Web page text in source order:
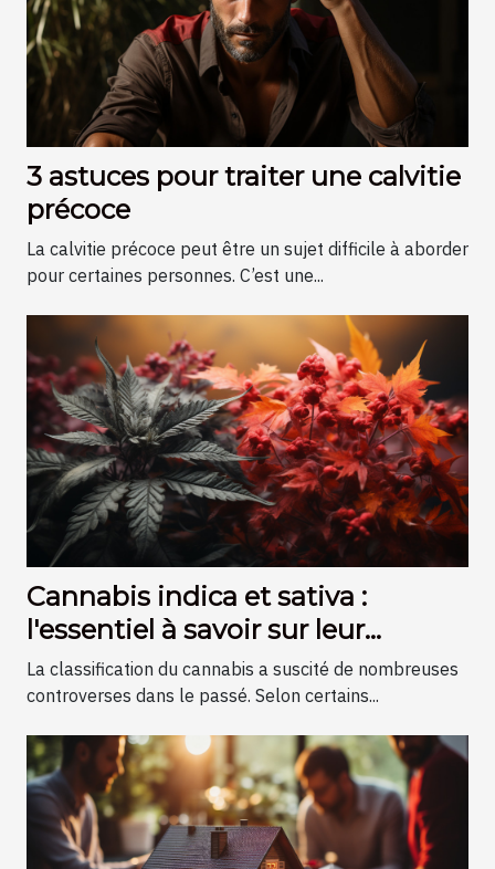
3 astuces pour traiter une calvitie
précoce
La calvitie précoce peut être un sujet difficile à aborder
pour certaines personnes. C’est une...
Cannabis indica et sativa :
l'essentiel à savoir sur leur
différence
La classification du cannabis a suscité de nombreuses
controverses dans le passé. Selon certains...